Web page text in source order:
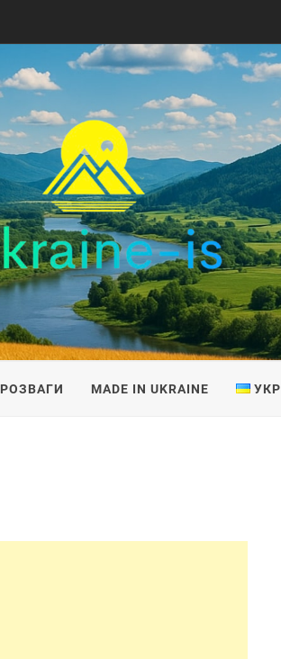
РОЗВАГИ MADE IN UKRAINE УКР